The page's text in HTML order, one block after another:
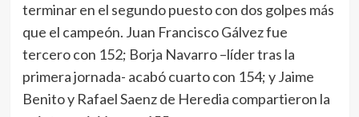
terminar en el segundo puesto con dos golpes más
que el campeón. Juan Francisco Gálvez fue
tercero con 152; Borja Navarro –líder tras la
primera jornada- acabó cuarto con 154; y Jaime
Benito y Rafael Saenz de Heredia compartieron la